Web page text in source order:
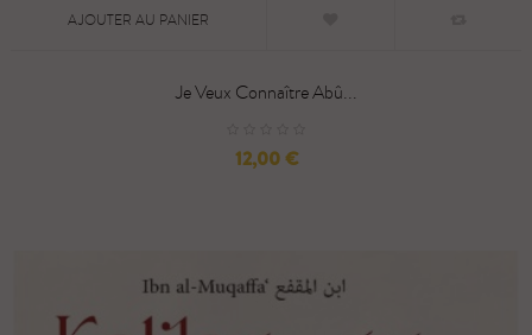
AJOUTER AU PANIER
Je Veux Connaître Abû...
Prix
12,00 €